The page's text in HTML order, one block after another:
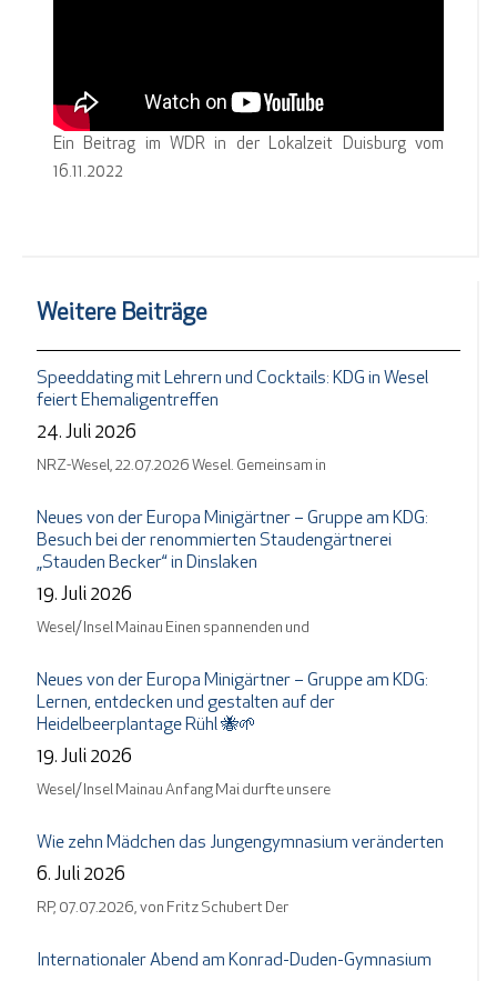
Ein Beitrag im WDR in der Lokalzeit Duisburg vom
16.11.2022
Weitere Beiträge
Speeddating mit Lehrern und Cocktails: KDG in Wesel
feiert Ehemaligentreffen
24. Juli 2026
NRZ-Wesel, 22.07.2026 Wesel. Gemeinsam in
Neues von der Europa Minigärtner – Gruppe am KDG:
Besuch bei der renommierten Staudengärtnerei
„Stauden Becker“ in Dinslaken
19. Juli 2026
Wesel/ Insel Mainau Einen spannenden und
Neues von der Europa Minigärtner – Gruppe am KDG:
Lernen, entdecken und gestalten auf der
Heidelbeerplantage Rühl 🐝🌱
19. Juli 2026
Wesel/ Insel Mainau Anfang Mai durfte unsere
Wie zehn Mädchen das Jungengymnasium veränderten
6. Juli 2026
RP, 07.07.2026, von Fritz Schubert Der
Internationaler Abend am Konrad-Duden-Gymnasium